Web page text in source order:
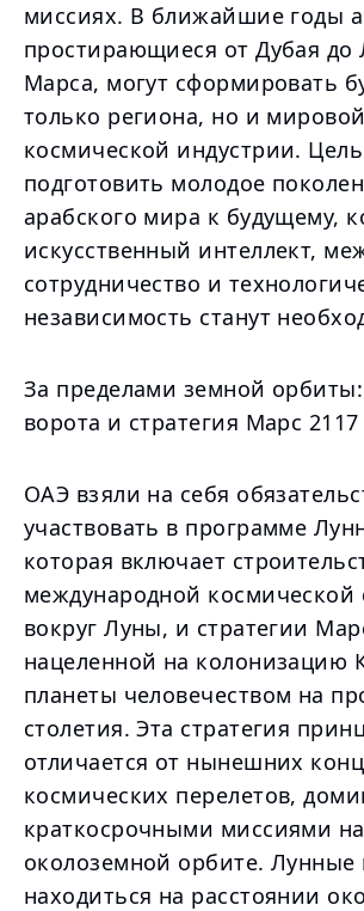
миссиях. В ближайшие годы
простирающиеся от Дубая до
Марса, могут сформировать
только региона, но и мировой
космической индустрии.
подготовить молодое
арабского мира к будущему,
искусственный интеллект,
сотрудничество и
независимость станут
За пределами земной
ворота и стратегия Марс 2117
ОАЭ взяли на себя
участвовать в программе
которая включает
международной космической
вокруг Луны, и стратегии
нацеленной на колонизацию
планеты человечеством на
столетия. Эта стратегия
отличается от нынешних
космических перелетов,
краткосрочными миссиями
околоземной орбите. Лунные
находиться на расстоянии